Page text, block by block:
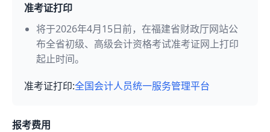
准考证打印
将于2026年4月15日前，在福建省财政厅网站公
布全省初级、高级会计资格考试准考证网上打印
起止时间。
准考证打印:全国会计人员统一服务管理平台
报考费用